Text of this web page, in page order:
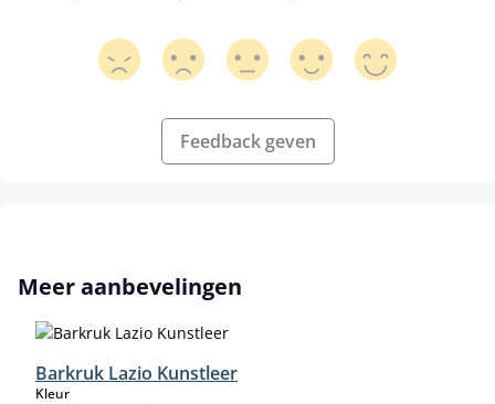
Feedback geven
Productgalerij overslaan
Meer aanbevelingen
Barkruk Lazio Kunstleer
Kleurselect